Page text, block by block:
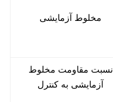
مخلوط آزمایشی
نسبت مقاومت مخلوط
آزمایشی به کنترل